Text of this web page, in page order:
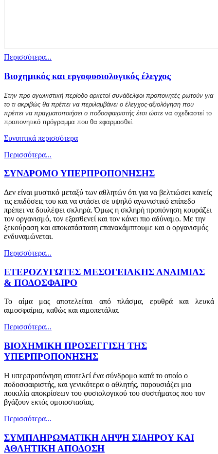
Περισσότερα...
Βιοχημικός και εργοφυσιολογικός έλεγχος
Στην προ αγωνιστική περίοδο αρκετοί συνάδελφοι προπονητές ρωτούν για
το τι ακριβώς θα πρέπει να περιλαμβάνει ο έλεγχος-αξιολόγηση που
πρέπει να πραγματοποιήσει ο ποδοσφαιριστής έτσι ώστε να σχεδιαστεί το
προπονητικό πρόγραμμα που θα εφαρμοσθεί.
Συνοπτικά περισσότερα
Περισσότερα...
ΣΥΝΔΡΟΜΟ ΥΠΕΡΠΡΟΠΟΝΗΣΗΣ
Δεν είναι μυστικό μεταξύ των αθλητών ότι για να βελτιώσει κανείς
τις επιδόσεις του και να φτάσει σε υψηλό αγωνιστικό επίπεδο
πρέπει να δουλέψει σκληρά. Όμως η σκληρή προπόνηση κουράζει
τον οργανισμό, τον εξασθενεί και τον κάνει πιο αδύναμο. Με την
ξεκούραση και αποκατάσταση επανακάμπτουμε και ο οργανισμός
ενδυναμώνεται.
Περισσότερα...
ΕΤΕΡΟΖΥΓΩΤΕΣ ΜΕΣΟΓΕΙΑΚΗΣ ΑΝΑΙΜΙΑΣ
& ΠΟΔΟΣΦΑΙΡΟ
Το αίμα μας αποτελείται από πλάσμα, ερυθρά και λευκά
αιμοσφαίρια, καθώς και αιμοπετάλια.
Περισσότερα...
ΒΙΟΧΗΜΙΚΗ ΠΡΟΣΕΓΓΙΣΗ ΤΗΣ
ΥΠΕΡΠΡΟΠΟΝΗΣΗΣ
Η υπερπροπόνηση αποτελεί ένα σύνδρομο κατά το οποίο ο
ποδοσφαιριστής, και γενικότερα ο αθλητής, παρουσιάζει μια
ποικιλία αποκρίσεων του φυσιολογικού του συστήματος που τον
βγάζουν εκτός ομοιοστασίας.
Περισσότερα...
ΣΥΜΠΛΗΡΩΜΑΤΙΚΗ ΛΗΨΗ ΣΙΔΗΡΟΥ ΚΑΙ
ΑΘΛΗΤΙΚΗ ΑΠΟΔΟΣΗ